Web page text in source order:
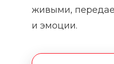
живыми,
и эмоции.